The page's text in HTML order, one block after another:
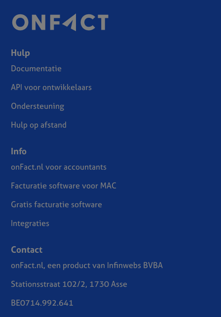
Hulp
Documentatie
API voor ontwikkelaars
Ondersteuning
Hulp op afstand
Info
onFact.nl voor accountants
Facturatie software voor MAC
Gratis facturatie software
Integraties
Contact
onFact.nl, een product van Infinwebs BVBA
Stationsstraat 102/2, 1730 Asse
BE0714.992.641